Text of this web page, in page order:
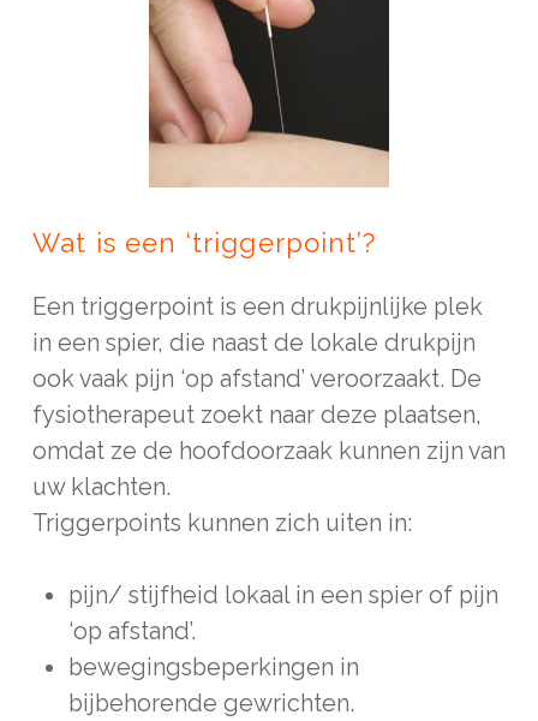
Wat is een ‘triggerpoint’?
Een triggerpoint is een drukpijnlijke plek
in een spier, die naast de lokale drukpijn
ook vaak pijn ‘op afstand’ veroorzaakt. De
fysiotherapeut zoekt naar deze plaatsen,
omdat ze de hoofdoorzaak kunnen zijn van
uw klachten.
Triggerpoints kunnen zich uiten in:
pijn/ stijfheid lokaal in een spier of pijn
‘op afstand’.
bewegingsbeperkingen in
bijbehorende gewrichten.